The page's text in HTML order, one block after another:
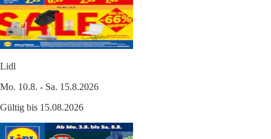
Lidl
Mo. 10.8. - Sa. 15.8.2026
Gültig bis 15.08.2026